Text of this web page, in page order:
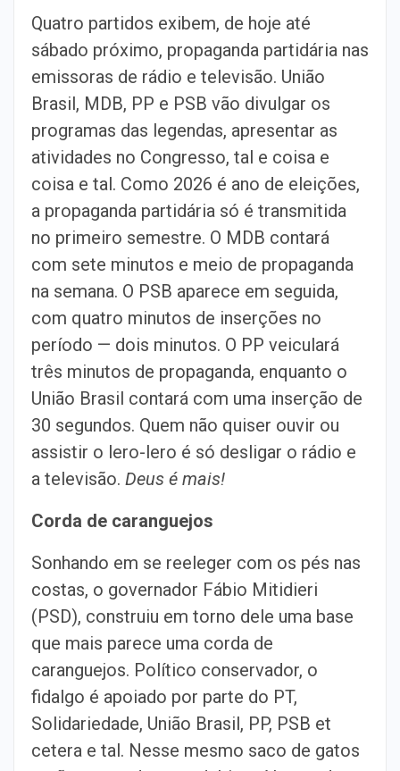
Quatro partidos exibem, de hoje até
sábado próximo, propaganda partidária nas
emissoras de rádio e televisão. União
Brasil, MDB, PP e PSB vão divulgar os
programas das legendas, apresentar as
atividades no Congresso, tal e coisa e
coisa e tal. Como 2026 é ano de eleições,
a propaganda partidária só é transmitida
no primeiro semestre. O MDB contará
com sete minutos e meio de propaganda
na semana. O PSB aparece em seguida,
com quatro minutos de inserções no
período — dois minutos. O PP veiculará
três minutos de propaganda, enquanto o
União Brasil contará com uma inserção de
30 segundos. Quem não quiser ouvir ou
assistir o lero-lero é só desligar o rádio e
a televisão. Deus é mais!
Corda de caranguejos
Sonhando em se reeleger com os pés nas
costas, o governador Fábio Mitidieri
(PSD), construiu em torno dele uma base
que mais parece uma corda de
caranguejos. Político conservador, o
fidalgo é apoiado por parte do PT,
Solidariedade, União Brasil, PP, PSB et
cetera e tal. Nesse mesmo saco de gatos